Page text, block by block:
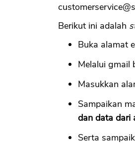
Berikut ini adalah
Buka alamat
Melalui gmail
Masukkan
Sampaikan
dan data dari
Serta